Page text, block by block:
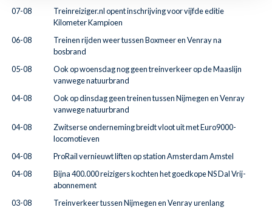
07-08
Treinreiziger.nl opent inschrijving voor vijfde editie
Kilometer Kampioen
06-08
Treinen rijden weer tussen Boxmeer en Venray na
bosbrand
05-08
Ook op woensdag nog geen treinverkeer op de Maaslijn
vanwege natuurbrand
04-08
Ook op dinsdag geen treinen tussen Nijmegen en Venray
vanwege natuurbrand
04-08
Zwitserse onderneming breidt vloot uit met Euro9000-
locomotieven
04-08
ProRail vernieuwt liften op station Amsterdam Amstel
04-08
Bijna 400.000 reizigers kochten het goedkope NS Dal Vrij-
abonnement
03-08
Treinverkeer tussen Nijmegen en Venray urenlang